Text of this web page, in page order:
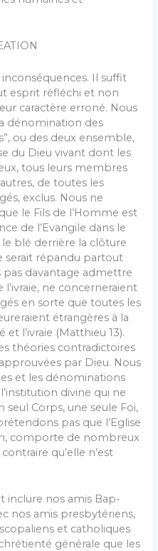
Il suffit
esprit réfléchi et non
caractère erroné. Nous
dénomination des
ou des deux ensemble,
du Dieu vivant dont les
tous leurs membres
de toutes les
exclus. Nous ne
le Fils de l’Homme est
de l’Evangile dans le
blé derrière la clôture
serait répandu partout
pas davan­tage admettre
ne concerneraient
en sorte que toutes les
étran­gères à la
l’ivraie (Matthieu 13).
théories contra­dictoires
par Dieu. Nous
et les dénominations
divine qui ne
seul Corps, une seule Foi,
pas que l’Eglise
comporte de nombreux
qu’elle n’est
inclure nos amis Bap­
nos amis presbytériens,
et catholiques
générale que les